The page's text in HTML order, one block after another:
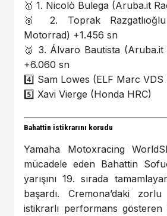
🥇 1. Nicolò Bulega (Aruba.it
🥈 2. Toprak
Motorrad) +1.456 sn
🥉 3. Álvaro Bautista (Aruba.it
+6.060 sn
4️⃣ Sam Lowes (ELF Marc VDS
5️⃣ Xavi Vierge (Honda HRC)
Bahattin istikrarını korudu
Yamaha Motoxracing
mücadele eden Bahattin
yarışını 19. sırada
başardı. Cremona’daki
istikrarlı performans